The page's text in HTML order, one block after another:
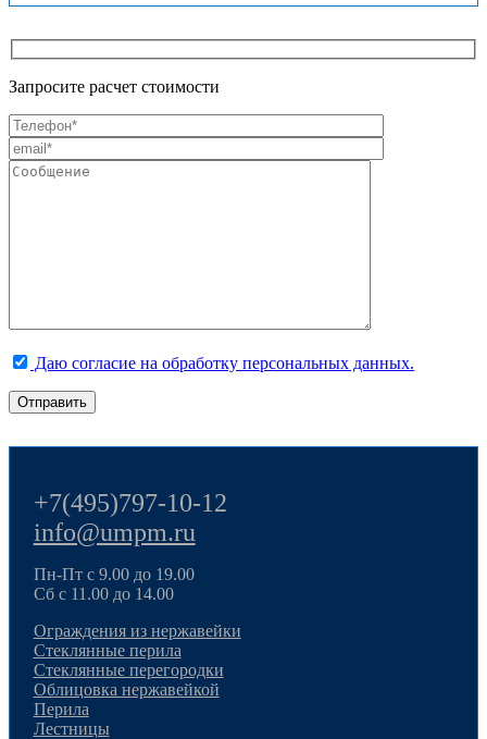
Запросите расчет стоимости
Даю согласие на обработку персональных данных.
+7(495)797-10-12
info@umpm.ru
Пн-Пт с 9.00 до 19.00
Сб с 11.00 до 14.00
Ограждения из нержавейки
Стеклянные перила
Стеклянные перегородки
Облицовка нержавейкой
Перила
Лестницы